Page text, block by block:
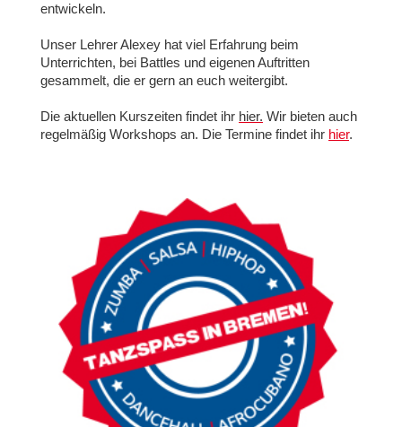
entwickeln.
Unser Lehrer Alexey hat viel Erfahrung beim
Unterrichten, bei Battles und eigenen Auftritten
gesammelt, die er gern an euch weitergibt.
Die aktuellen Kurszeiten findet ihr hier. Wir bieten auch
regelmäßig Workshops an. Die Termine findet ihr hier.